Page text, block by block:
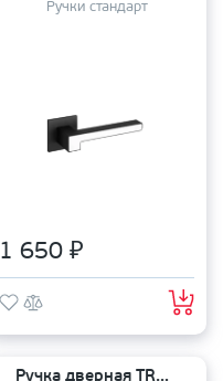
Ручки стандарт
1 650 ₽
Ручка дверная TRODOS AL-03-X11 AB